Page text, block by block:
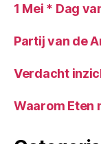
1 Mei * Dag
Partij van de
Verdacht
Waarom Eten